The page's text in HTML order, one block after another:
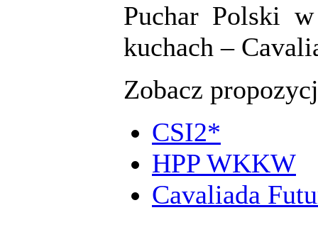
Puchar Polski
kuchach –
Zobacz
CSI2*
HPP WKKW
Cavaliada